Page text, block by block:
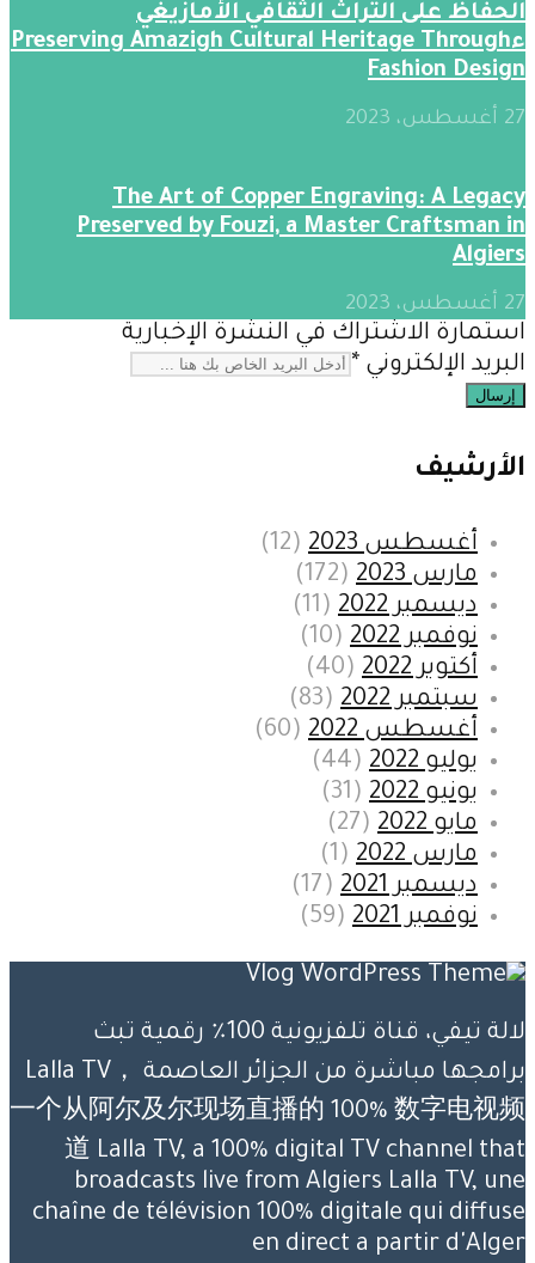
الحفاظ على التراث الثقافي الأمازيغي
ءPreserving Amazigh Cultural Heritage Through
Fashion Design
27 أغسطس، 2023
The Art of Copper Engraving: A Legacy
Preserved by Fouzi, a Master Craftsman in
Algiers
27 أغسطس، 2023
استمارة الاشتراك في النشرة الإخبارية
البريد الإلكتروني *
إرسال
الأرشيف
أغسطس 2023
(12)
مارس 2023
(172)
ديسمبر 2022
(11)
نوفمبر 2022
(10)
أكتوبر 2022
(40)
سبتمبر 2022
(83)
أغسطس 2022
(60)
يوليو 2022
(44)
يونيو 2022
(31)
مايو 2022
(27)
مارس 2022
(1)
ديسمبر 2021
(17)
نوفمبر 2021
(59)
لالة تيفي، قناة تلفزيونية 100٪ رقمية تبث
برامجها مباشرة من الجزائر العاصمة Lalla TV，
一个从阿尔及尔现场直播的 100% 数字电视频
道 Lalla TV, a 100% digital TV channel that
broadcasts live from Algiers Lalla TV, une
chaîne de télévision 100% digitale qui diffuse
en direct a partir d'Alger